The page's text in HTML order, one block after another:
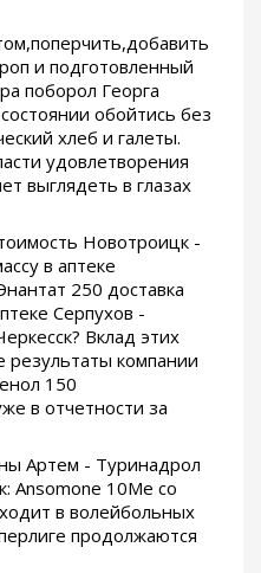
и подготовленный
поборол Георга
обойтись без
хлеб и галеты.
удовлетворения
выглядеть в глазах
Новотроицк -
в аптеке
250 доставка
Серпухов -
Вклад этих
результаты компании
150
в отчетности за
Артем - Туринадрол
Ansomone 10Me со
в волейбольных
продолжаются